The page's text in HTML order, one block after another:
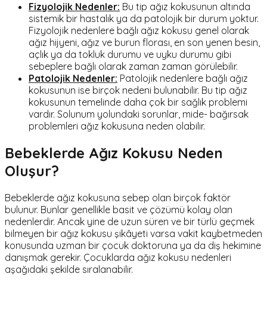
Fizyolojik Nedenler: Bu tip ağız kokusunun altında
sistemik bir hastalık ya da patolojik bir durum yoktur.
Fizyolojik nedenlere bağlı ağız kokusu genel olarak
ağız hijyeni, ağız ve burun florası, en son yenen besin,
açlık ya da tokluk durumu ve uyku durumu gibi
sebeplere bağlı olarak zaman zaman görülebilir.
Patolojik Nedenler: Patolojik nedenlere bağlı ağız
kokusunun ise birçok nedeni bulunabilir. Bu tip ağız
kokusunun temelinde daha çok bir sağlık problemi
vardır. Solunum yolundaki sorunlar, mide- bağırsak
problemleri ağız kokusuna neden olabilir.
Bebeklerde Ağız Kokusu Neden
Oluşur?
Bebeklerde ağız kokusuna sebep olan birçok faktör
bulunur. Bunlar genellikle basit ve çözümü kolay olan
nedenlerdir. Ancak yine de uzun süren ve bir türlü geçmek
bilmeyen bir ağız kokusu şikâyeti varsa vakit kaybetmeden
konusunda uzman bir çocuk doktoruna ya da diş hekimine
danışmak gerekir. Çocuklarda ağız kokusu nedenleri
aşağıdaki şekilde sıralanabilir.